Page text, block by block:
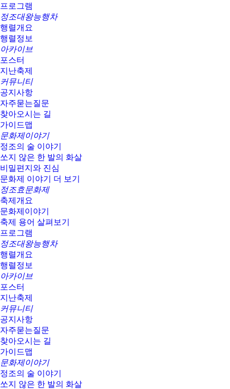
프로그램
정조대왕능행차
행렬개요
행렬정보
아카이브
포스터
지난축제
커뮤니티
공지사항
자주묻는질문
찾아오시는 길
가이드맵
문화제이야기
정조의 술 이야기
쏘지 않은 한 발의 화살
비밀편지와 진심
문화제 이야기 더 보기
정조효문화제
축제개요
문화제이야기
축제 용어 살펴보기
프로그램
정조대왕능행차
행렬개요
행렬정보
아카이브
포스터
지난축제
커뮤니티
공지사항
자주묻는질문
찾아오시는 길
가이드맵
문화제이야기
정조의 술 이야기
쏘지 않은 한 발의 화살